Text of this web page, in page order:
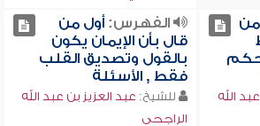
الله
الفهرس:أول من
قال بأن الإيمان يكون
بالقول وتصديق القلب
فقط , الأسئلة
للشيخ: عبد العزيز بن عبد الله
الراجحي